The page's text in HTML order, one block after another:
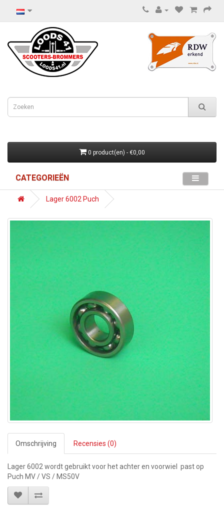
0 product(en) - €0,00
CATEGORIEËN
Lager 6002 Puch
Omschrijving Recensies (0)
Lager 6002 wordt gebruikt voor het achter en voorwiel past op
Puch MV / VS / MS50V